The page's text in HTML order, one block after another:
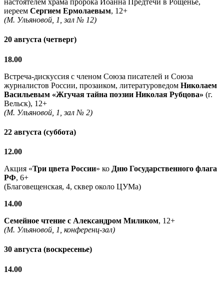
настоятелем храма пророка Иоанна Предтечи в Рощенье,
иереем Сергием Ермолаевым, 12+
(М. Ульяновой, 1, зал № 12)
20 августа (четверг)
18.00
Встреча-дискуссия с членом Союза писателей и Союза
журналистов России, прозаиком, литературоведом Николаем
Васильевым «Жгучая тайна поэзии Николая Рубцова» (г.
Вельск), 12+
(М. Ульяновой, 1, зал № 2)
22 августа (суббота)
12.00
Акция «Три цвета России» ко Дню Государственного флага
РФ, 6+
(Благовещенская, 4, сквер около ЦУМа)
14.00
Семейное чтение с Александром Миликом, 12+
(М. Ульяновой, 1, конференц-зал)
30 августа (воскресенье)
14.00